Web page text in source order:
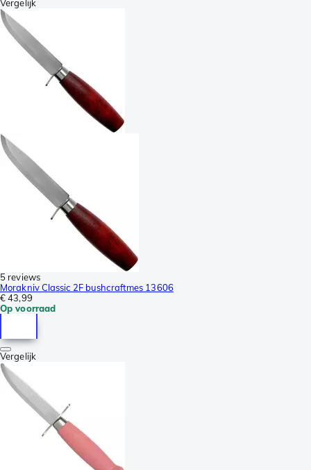
Vergelijk
5 reviews
Morakniv Classic 2F bushcraftmes 13606
€ 43,99
Op voorraad
Vergelijk